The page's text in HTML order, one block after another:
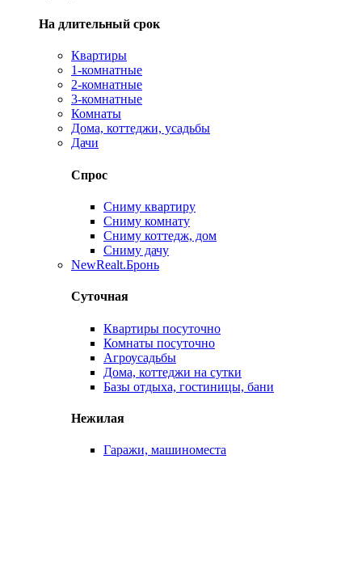
На длительный срок
Квартиры
1-комнатные
2-комнатные
3-комнатные
Комнаты
Дома, коттеджи, усадьбы
Дачи
Спрос
Сниму квартиру
Сниму комнату
Сниму коттедж, дом
Сниму дачу
NewRealt.Бронь
Суточная
Квартиры посуточно
Комнаты посуточно
Агроусадьбы
Дома, коттеджи на сутки
Базы отдыха, гостиницы, бани
Нежилая
Гаражи, машиноместа